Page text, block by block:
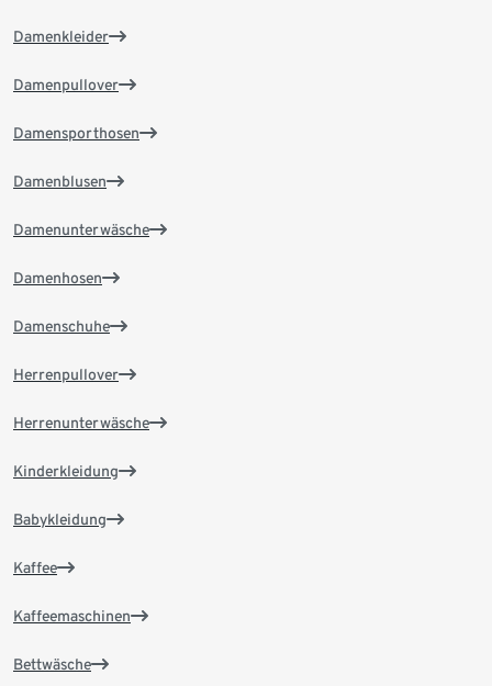
Damenkleider
Damenpullover
Damensporthosen
Damenblusen
Damenunterwäsche
Damenhosen
Damenschuhe
Herrenpullover
Herrenunterwäsche
Kinderkleidung
Babykleidung
Kaffee
Kaffeemaschinen
Bettwäsche